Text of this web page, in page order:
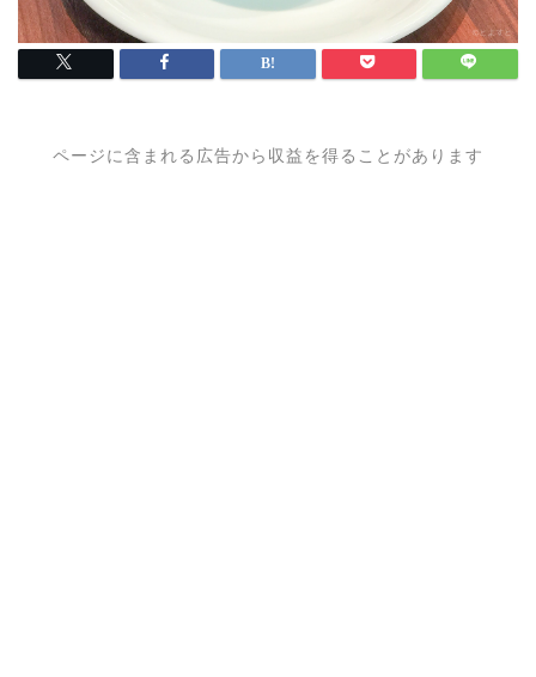
ページに含まれる広告から収益を得ることがあります